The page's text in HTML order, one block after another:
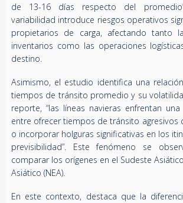
de 13-16 días respecto del
variabilidad introduce riesgos operativos
propietarios de carga, afectando tanto
inventarios como las operaciones
destino.
Asimismo, el estudio identifica una
tiempos de tránsito promedio y su
reporte, “las líneas navieras enfrentan
entre ofrecer tiempos de tránsito agresivos
o incorporar holguras significativas en los
previsibilidad”. Este fenómeno se
comparar los orígenes en el Sudeste
Asiático (NEA).
En este contexto, destaca que la